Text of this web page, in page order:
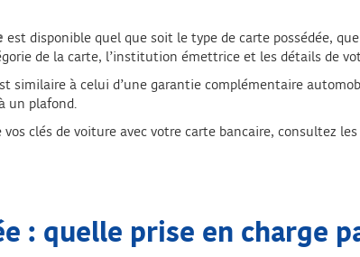
est disponible quel que soit le type de carte possédée,
de la carte, l’institution émettrice et les détails de
similaire à celui d’une garantie complémentaire
un plafond.
vos clés de voiture avec votre carte bancaire, consultez
: quelle prise en charge